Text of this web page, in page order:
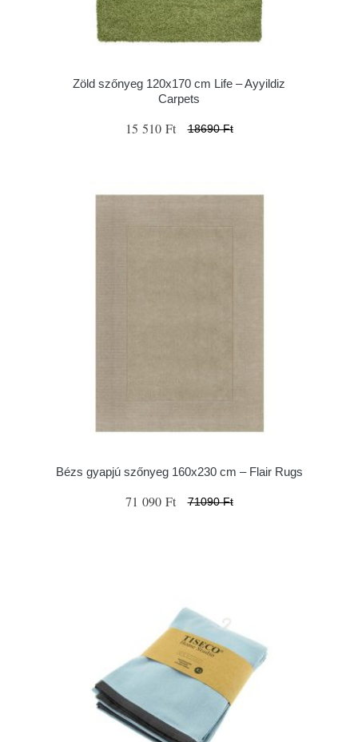
Zöld szőnyeg 120x170 cm Life – Ayyildiz
Carpets
15 510 Ft 18690 Ft
Bézs gyapjú szőnyeg 160x230 cm – Flair Rugs
71 090 Ft 71090 Ft